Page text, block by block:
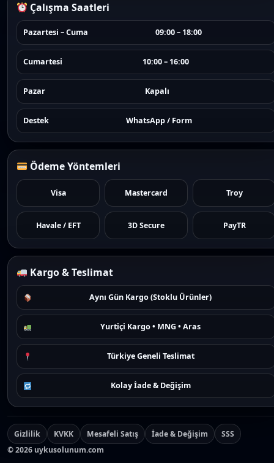
Çalışma Saatleri
Pazartesi – Cuma 09:00 – 18:00
Cumartesi 10:00 – 16:00
Pazar Kapalı
Destek WhatsApp / Form
Ödeme Yöntemleri
Visa Mastercard Troy
Havale / EFT 3D Secure PayTR
Kargo & Teslimat
Aynı Gün Kargo (Stoklu Ürünler)
Yurtiçi Kargo • MNG • Aras
Türkiye Geneli Teslimat
Kolay İade & Değişim
Gizlilik KVKK Mesafeli Satış İade & Değişim
SSS
©2026 uykusolunum.com